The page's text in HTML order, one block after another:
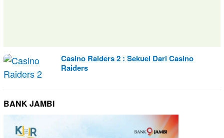
Casino Raiders 2 : Sekuel Dari Casino
Raiders
BANK JAMBI